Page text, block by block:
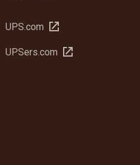
UPS.com 在
視
UPSers.com 在